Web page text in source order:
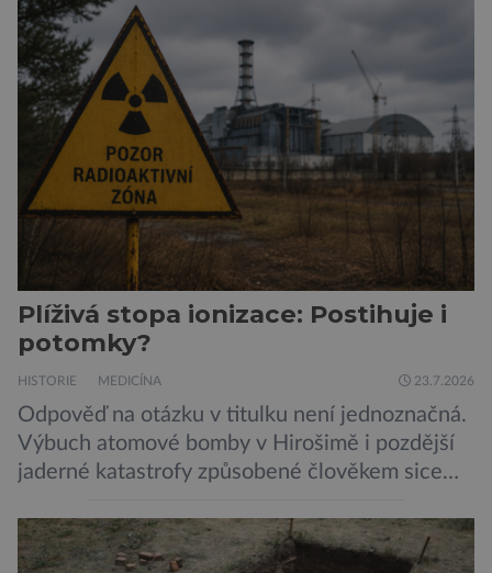
zárodky zbraní typických pro dnešní pavouky.
Pavouci, štíři či klíšťata jsou členovci patřící do
skupiny klepítkatců. Vyznačují se takzvanými
chelicerami, které u nich představují právě […]
Plíživá stopa ionizace: Postihuje i
potomky?
HISTORIE MEDICÍNA 23.7.2026
Odpověď na otázku v titulku není jednoznačná.
Výbuch atomové bomby v Hirošimě i pozdější
jaderné katastrofy způsobené člověkem sice
slabší a dlouhodobé záření poškozuje DNA.
Přesto není stále zcela jasné, nakolik se mutace